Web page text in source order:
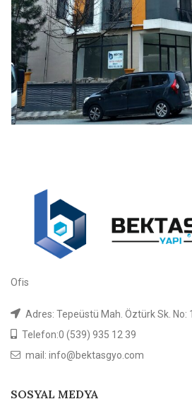
Ofis
Adres: Tepeüstü Mah. Öztürk Sk. No:
Telefon:0 (539) 935 12 39
mail: info@bektasgyo.com
SOSYAL MEDYA